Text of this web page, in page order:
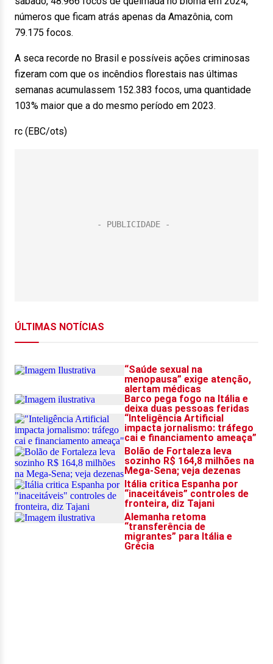
números que ficam atrás apenas da Amazônia, com
79.175 focos.
A seca recorde no Brasil e possíveis ações criminosas
fizeram com que os incêndios florestais nas últimas
semanas acumulassem 152.383 focos, uma quantidade
103% maior que a do mesmo período em 2023.
rc (EBC/ots)